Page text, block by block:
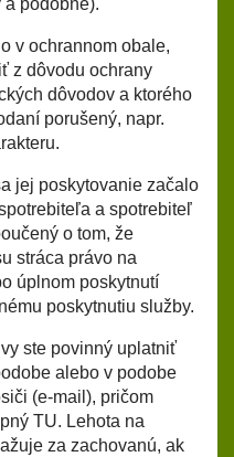
a podobne).
v ochrannom obale,
z dôvodu ochrany
dôvodov a ktorého
porušený, napr.
jej poskytovanie začalo
a spotrebiteľ
o tom, že
stráca právo na
úplnom poskytnutí
poskytnutiu služby.
ste povinný uplatniť
alebo v podobe
(e-mail), pričom
TU. Lehota na
za zachovanú, ak